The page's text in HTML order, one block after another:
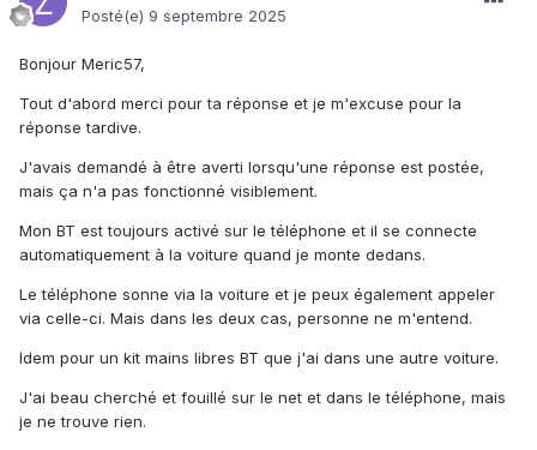
Posté(e) 9 septembre 2025
Bonjour Meric57,
Tout d'abord merci pour ta réponse et je m'excuse pour la
réponse tardive.
J'avais demandé à être averti lorsqu'une réponse est postée,
mais ça n'a pas fonctionné visiblement.
Mon BT est toujours activé sur le téléphone et il se connecte
automatiquement à la voiture quand je monte dedans.
Le téléphone sonne via la voiture et je peux également appeler
via celle-ci. Mais dans les deux cas, personne ne m'entend.
Idem pour un kit mains libres BT que j'ai dans une autre voiture.
J'ai beau cherché et fouillé sur le net et dans le téléphone, mais
je ne trouve rien.